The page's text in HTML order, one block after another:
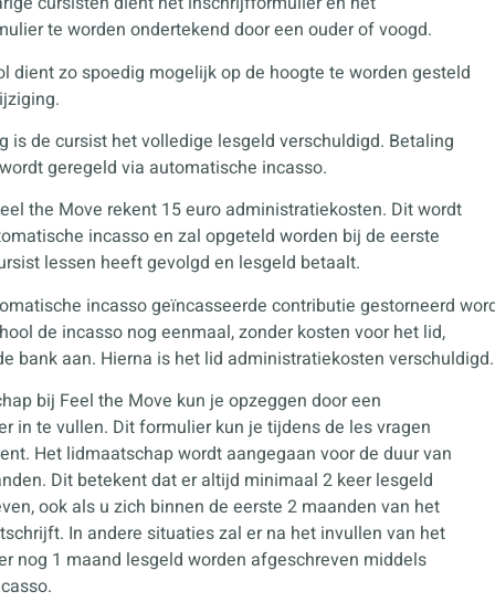
te worden ondertekend door een ouder of voogd.
dient zo spoedig mogelijk op de hoogte te worden gesteld
is de cursist het volledige lesgeld verschuldigd. Betaling
geregeld via automatische incasso.
the Move rekent 15 euro administratiekosten. Dit wordt
incasso en zal opgeteld worden bij de eerste
lessen heeft gevolgd en lesgeld betaalt.
incasso geïncasseerde contributie gestorneerd
de incasso nog eenmaal, zonder kosten voor het lid,
bank aan. Hierna is het lid administratiekosten verschuldigd.
bij Feel the Move kun je opzeggen door een
in te vullen. Dit formulier kun je tijdens de les vragen
Het lidmaatschap wordt aangegaan voor de duur van
Dit betekent dat er altijd minimaal 2 keer lesgeld
ook als u zich binnen de eerste 2 maanden van het
In andere situaties zal er na het invullen van het
nog 1 maand lesgeld worden afgeschreven middels